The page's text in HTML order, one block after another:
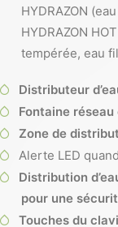
HYDRAZON
HYDRAZON
tempérée, eau
Distributeur
Fontaine réseau
Zone de
Alerte LED
Distribution
pour une
Touches du